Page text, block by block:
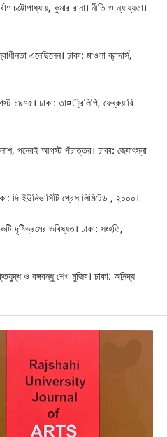
চট্টোপাধ্যায়, কুমার রানা। নীতি ও ন্যায্যতা।
এনেছিলেন। ঢাকা: মাওলা ব্রাদার্স,
১৯৭৫। ঢাকা: তা¤্রলিপি, ফেব্রুয়ারি
পনেরই আগস্ট পঁচাত্তর। ঢাকা: জ্যোৎস্না
দি ইউনিভার্সিটি প্রেস লিমিটেড , ২০০০।
দৃষ্টিভ্রমের ভবিষ্যত। ঢাকা: সংহতি,
ও বঙ্গবন্ধু শেখ মুজিব। ঢাকা: অনিন্দ্য